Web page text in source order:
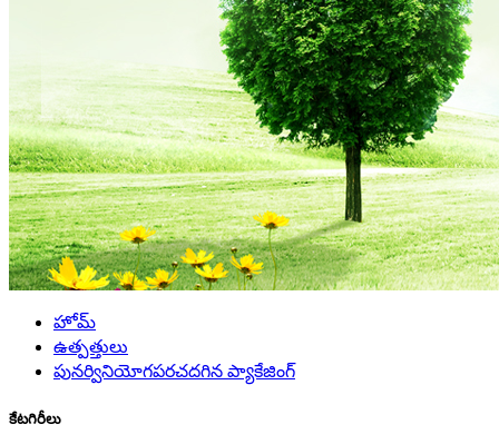
హోమ్
ఉత్పత్తులు
పునర్వినియోగపరచదగిన ప్యాకేజింగ్
కేటగిరీలు